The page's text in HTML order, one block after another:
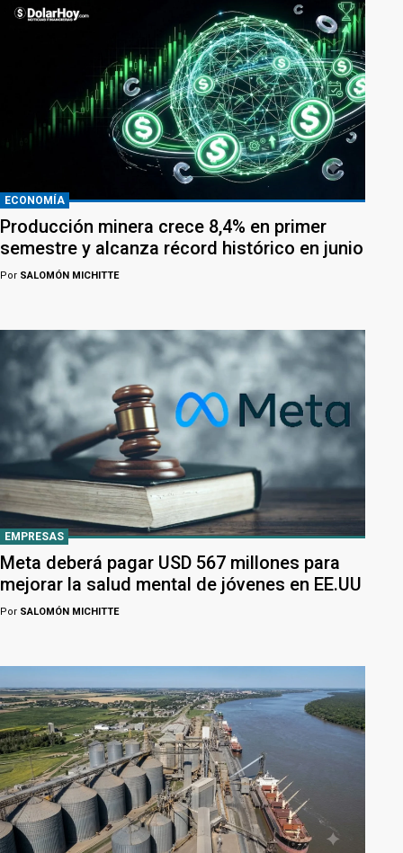
ECONOMÍA
Producción minera crece 8,4% en primer
semestre y alcanza récord histórico en junio
Por SALOMÓN MICHITTE
EMPRESAS
Meta deberá pagar USD 567 millones para
mejorar la salud mental de jóvenes en EE.UU
Por SALOMÓN MICHITTE